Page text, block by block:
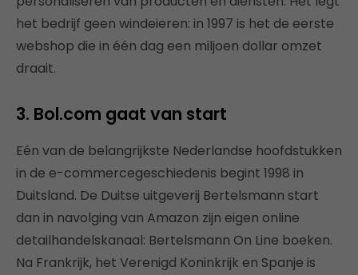
het bedrijf geen windeieren: in 1997 is het de eerste
webshop die in één dag een miljoen dollar omzet
draait.
3. Bol.com gaat van start
Eén van de belangrijkste Nederlandse hoofdstukken
in de e-commercegeschiedenis begint 1998 in
Duitsland. De Duitse uitgeverij Bertelsmann start
dan in navolging van Amazon zijn eigen online
detailhandelskanaal: Bertelsmann On Line boeken.
Na Frankrijk, het Verenigd Koninkrijk en Spanje is